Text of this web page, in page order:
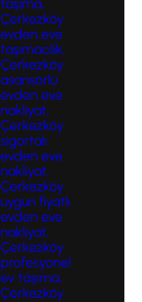
taşıma,
Çerkezköy
evden eve
taşımacılık,
Çerkezköy
asansörlü
evden eve
nakliyat,
Çerkezköy
sigortalı
evden eve
nakliyat,
Çerkezköy
uygun fiyatlı
evden eve
nakliyat,
Çerkezköy
profesyonel
ev taşıma,
Çerkezköy